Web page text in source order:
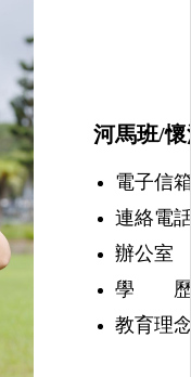
河馬班/懷
電子信
連絡電
辦公室
學 歷：
教育理